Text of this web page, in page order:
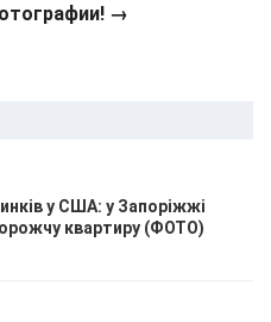
→
у США: у Запоріжжі
квартиру (ФОТО)